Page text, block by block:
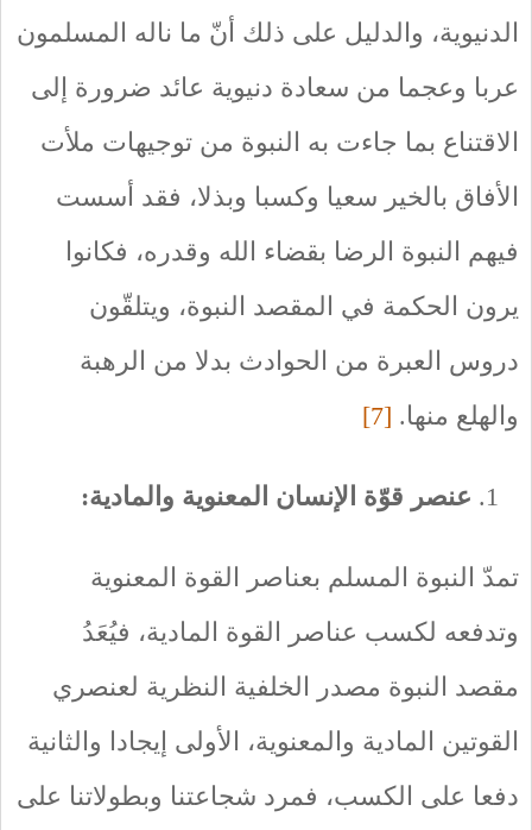
الدنيوية، والدليل على ذلك أنّ ما ناله المسلمون
عربا وعجما من سعادة دنيوية عائد ضرورة إلى
الاقتناع بما جاءت به النبوة من توجيهات ملأت
الأفاق بالخير سعيا وكسبا وبذلا، فقد أسست
فيهم النبوة الرضا بقضاء الله وقدره، فكانوا
يرون الحكمة في المقصد النبوة، ويتلقّون
دروس العبرة من الحوادث بدلا من الرهبة
والهلع منها. [7]
عنصر قوّة الإنسان المعنوية والمادية:
تمدّ النبوة المسلم بعناصر القوة المعنوية
وتدفعه لكسب عناصر القوة المادية، فيُعَدُ
مقصد النبوة مصدر الخلفية النظرية لعنصري
القوتين المادية والمعنوية، الأولى إيجادا والثانية
دفعا على الكسب، فمرد شجاعتنا وبطولاتنا على